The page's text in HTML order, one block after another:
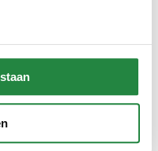
te leggen.
kunnen
fietsen.
parkeerstrook.
bij de kruising